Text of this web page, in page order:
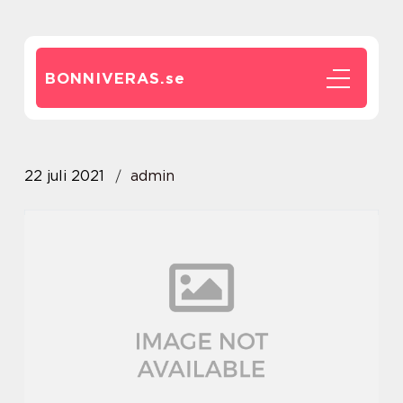
BONNIVERAS.se
22 juli 2021 admin